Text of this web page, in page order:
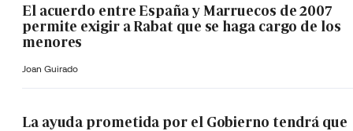
El acuerdo entre España y Marruecos de 2007
permite exigir a Rabat que se haga cargo de los
menores
Joan Guirado
La ayuda prometida por el Gobierno tendrá que